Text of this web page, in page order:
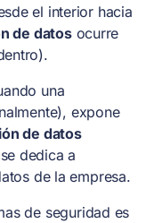
el interior hacia
de datosocurre
una
expone
de datos
dedica a
de la empresa.
de seguridad es